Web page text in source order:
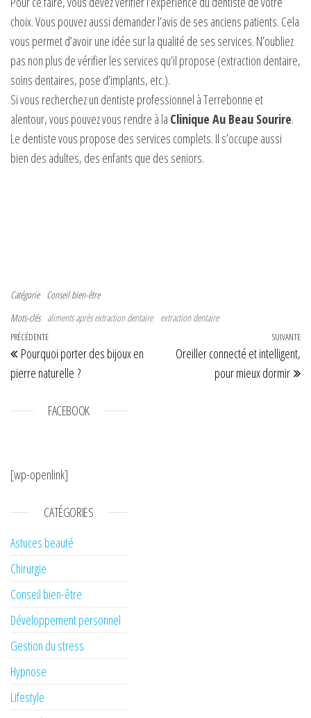
choix. Vous pouvez aussi demander l’avis de ses anciens patients. Cela
vous permet d’avoir une idée sur la qualité de ses services. N’oubliez
pas non plus de vérifier les services qu’il propose (extraction dentaire,
soins dentaires, pose d’implants, etc.).
Si vous recherchez un dentiste professionnel à Terrebonne et
alentour, vous pouvez vous rendre à la Clinique Au Beau Sourire.
Le dentiste vous propose des services complets. Il s’occupe aussi
bien des adultes, des enfants que des seniors.
Catégorie Conseil bien-être
Mots-clés aliments après extraction dentaire extraction dentaire
Navigation de l’article
Article précédent
PRÉCÉDENTE
Pourquoi porter des bijoux en
pierre naturelle ?
SUIVANTE
Oreiller connecté et intelligent,
pour mieux dormir
FACEBOOK
[wp-openlink]
CATÉGORIES
Astuces beauté
Chirurgie
Conseil bien-être
Développement personnel
Gestion du stress
Hypnose
Lifestyle